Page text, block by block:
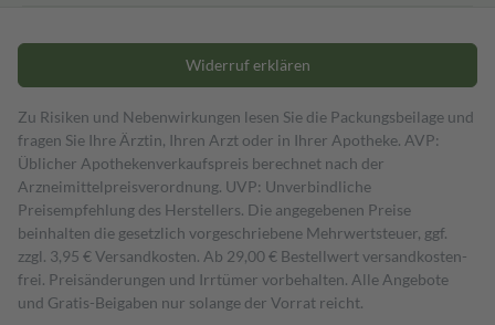
Widerruf erklären
Zu Risiken und Nebenwirkungen lesen Sie die Packungsbeilage und
fragen Sie Ihre Ärztin, Ihren Arzt oder in Ihrer Apotheke. AVP:
Üblicher Apothekenverkaufspreis berechnet nach der
Arzneimittelpreisverordnung. UVP: Unverbindliche
Preisempfehlung des Herstellers. Die angegebenen Preise
beinhalten die gesetzlich vorgeschriebene Mehrwertsteuer, ggf.
zzgl. 3,95 € Versandkosten. Ab 29,00 € Bestell­wert versand­kosten­
frei. Preisänderungen und Irrtümer vorbehalten. Alle Angebote
und Gratis-Beigaben nur solange der Vorrat reicht.